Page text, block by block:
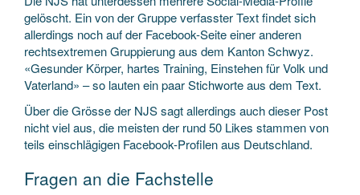
gelöscht. Ein von der Gruppe verfasster Text findet sich
allerdings noch auf der Facebook-Seite einer anderen
rechtsextremen Gruppierung aus dem Kanton Schwyz.
«Gesunder Körper, hartes Training, Einstehen für Volk und
Vaterland» – so lauten ein paar Stichworte aus dem Text.
Über die Grösse der NJS sagt allerdings auch dieser Post
nicht viel aus, die meisten der rund 50 Likes stammen von
teils einschlägigen Facebook-Profilen aus Deutschland.
Fragen an die Fachstelle